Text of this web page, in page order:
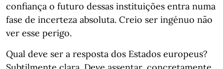
confiança o futuro dessas instituições entra numa
fase de incerteza absoluta. Creio ser ingénuo não
ver esse perigo.
Qual deve ser a resposta dos Estados europeus?